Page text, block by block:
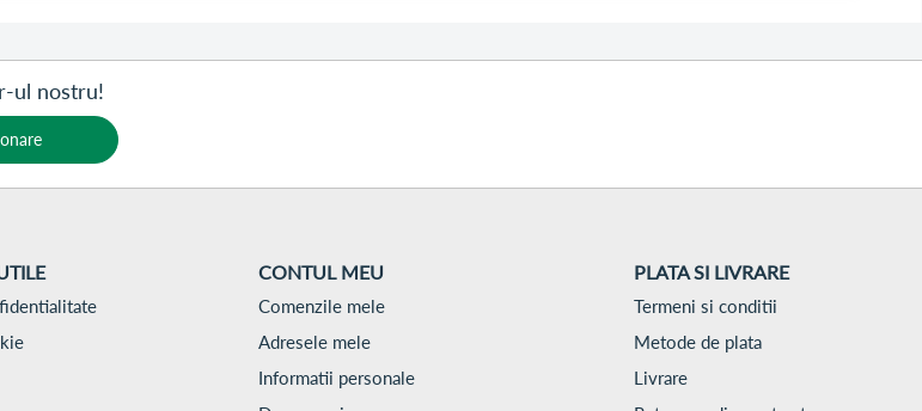
ul nostru!
CONTUL MEU
Comenzile mele
Adresele mele
Informatii personale
PLATA SI LIVRARE
Termeni si conditii
Metode de plata
Livrare